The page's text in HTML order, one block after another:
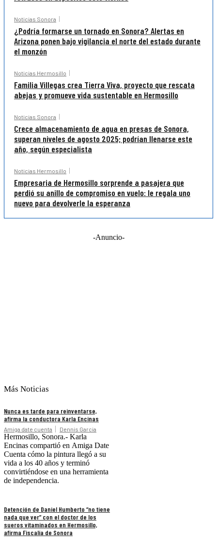
Noticias Sonora
¿Podría formarse un tornado en Sonora? Alertas en
Arizona ponen bajo vigilancia el norte del estado durante
el monzón
Noticias Hermosillo
Familia Villegas crea Tierra Viva, proyecto que rescata
abejas y promueve vida sustentable en Hermosillo
Noticias Sonora
Crece almacenamiento de agua en presas de Sonora,
superan niveles de agosto 2025; podrían llenarse este
año, según especialista
Noticias Hermosillo
Empresaria de Hermosillo sorprende a pasajera que
perdió su anillo de compromiso en vuelo: le regala uno
nuevo para devolverle la esperanza
-Anuncio-
Más Noticias
Nunca es tarde para reinventarse,
afirma la conductora Karla Encinas
Amiga date cuenta Dennis Garcia
Hermosillo, Sonora.- Karla
Encinas compartió en Amiga Date
Cuenta cómo la pintura llegó a su
vida a los 40 años y terminó
convirtiéndose en una herramienta
de independencia.
Detención de Daniel Humberto “no tiene
nada que ver” con el doctor de los
sueros vitaminados en Hermosillo,
afirma Fiscalía de Sonora